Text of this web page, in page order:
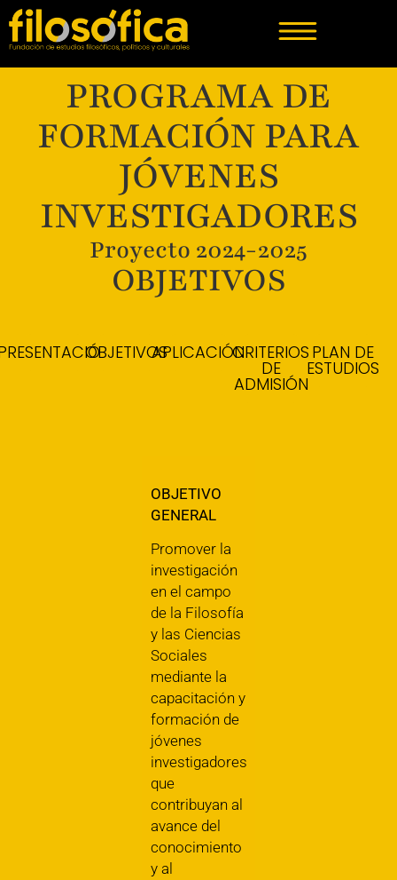
PROGRAMA DE
FORMACIÓN PARA
JÓVENES
INVESTIGADORES
Proyecto 2024-2025​
OBJETIVOS
OBJETIVOSAPLICACIÓNCRITERIOS
DE
ADMISIÓN
PLAN DE
ESTUDIOS
OBJETIVO
GENERAL
Promover la
investigación
en el campo
de la Filosofía
y las Ciencias
Sociales
mediante la
capacitación y
formación de
jóvenes
investigadores
que
contribuyan al
avance del
conocimiento
y al